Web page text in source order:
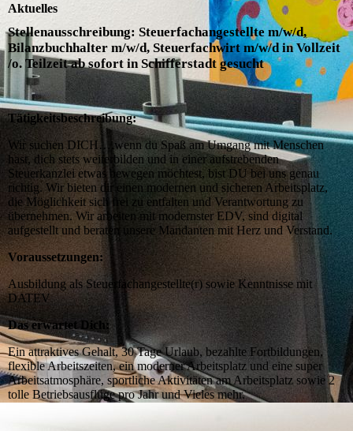
Aktuelles
Stellenausschreibung: Steuerfachangestellte m/w/d,
Bilanzbuchhalter m/w/d, Steuerfachwirt m/w/d in Vollzeit
/o. Teilzeit ab sofort in Schifferstadt gesucht
Tätigkeitsbeschreibung:
Wir suchen DICH….wenn du Spaß am Umgang mit Menschen
hast, dich stets weiterbilden und in einer aufstrebenden
Steuerkanzlei etwas bewegen möchtest, bist DU bei uns genau
richtig. Wir bieten dir einen modernen und sicheren Arbeitsplatz,
die Möglichkeit sich frei zu entfalten und Verantwortung zu
übernehmen. Wir arbeiten mit modernster EDV, sind digital
aufgestellt und beraten unsere Mandanten mit Herz und Verstand.
Voraussetzungen:
Ausbildung als Steuerfachangestellte(r) sowie Kenntnisse mit
DATEV
Das erwartet Dich:
Ein attraktives Gehalt, 30 Tage Urlaub, bezahlte Fortbildungen,
flexible Arbeitszeiten, ein moderner Arbeitsplatz und eine super
Arbeitsatmosphäre, sportliche Aktivitäten am Arbeitsplatz sowie 2
tolle Betriebsausflüge pro Jahr und Vieles mehr.